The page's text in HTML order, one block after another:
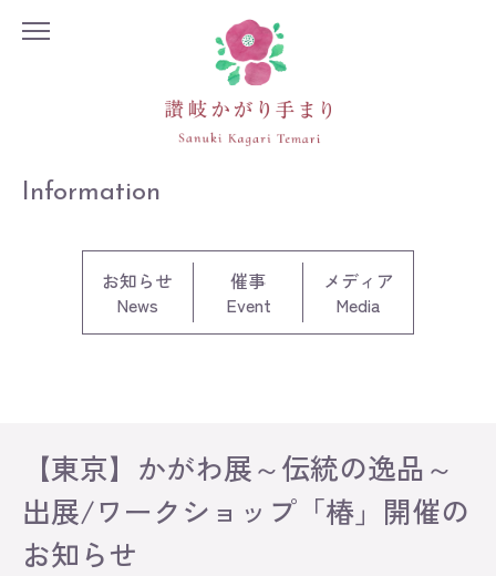
Information
お知らせ
News
催事
Event
メディア
Media
【東京】かがわ展～伝統の逸品～
出展/ワークショップ「椿」開催の
お知らせ